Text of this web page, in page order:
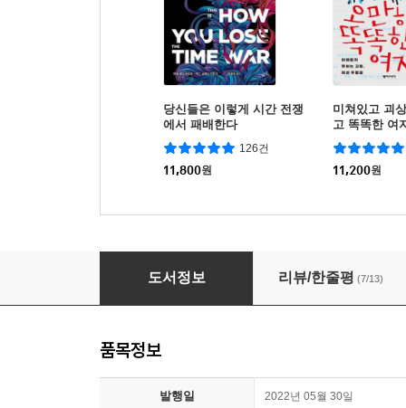
당신들은 이렇게 시간 전쟁
에서 패배한다
126건
11,800원
미쳐있고 괴
고 똑똑한 여
11,200원
도서정보 리뷰/한줄평 (7/13)
품목정보
발행일 2022년 05월 30일